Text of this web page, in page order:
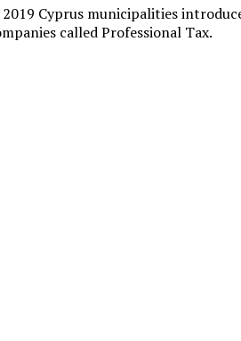
Cyprus municipalities
called Professional Tax.